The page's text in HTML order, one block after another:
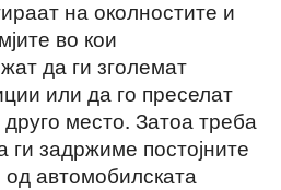
на околностите и
во кои
да ги зголемат
или да го преселат
место. Затоа треба
задржиме постојните
автомобилската